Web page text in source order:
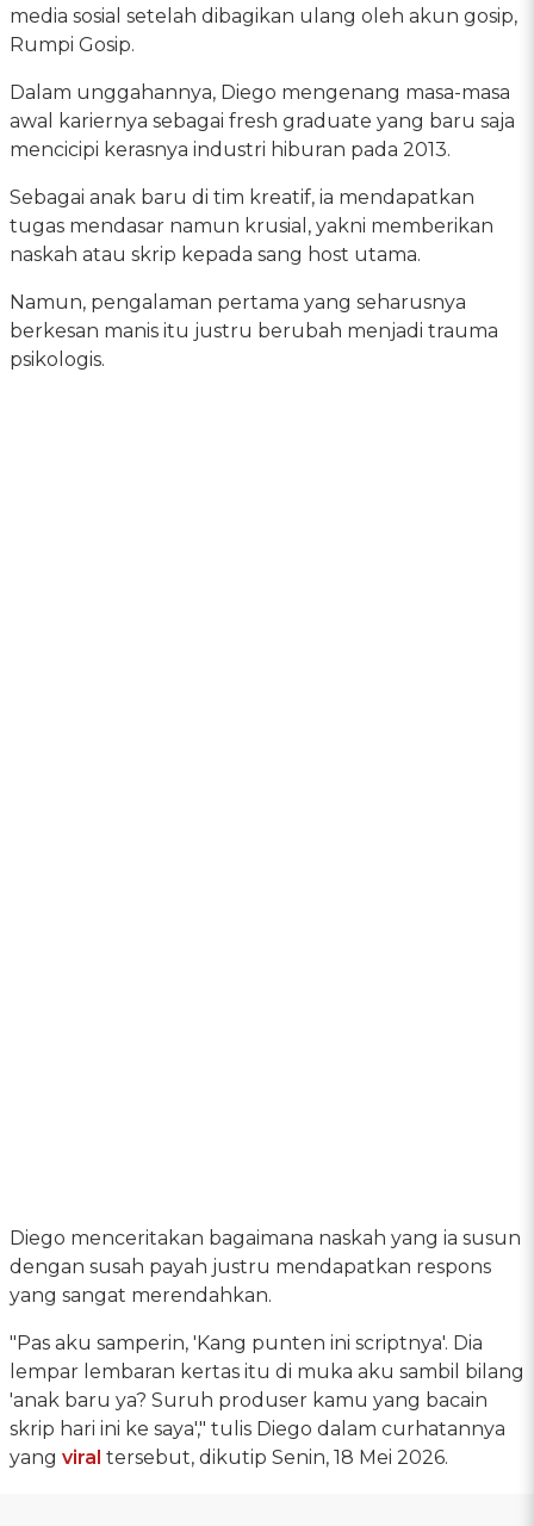
media sosial setelah dibagikan ulang oleh akun gosip,
Rumpi Gosip.
Dalam unggahannya, Diego mengenang masa-masa
awal kariernya sebagai fresh graduate yang baru saja
mencicipi kerasnya industri hiburan pada 2013.
Sebagai anak baru di tim kreatif, ia mendapatkan
tugas mendasar namun krusial, yakni memberikan
naskah atau skrip kepada sang host utama.
Namun, pengalaman pertama yang seharusnya
berkesan manis itu justru berubah menjadi trauma
psikologis.
Diego menceritakan bagaimana naskah yang ia susun
dengan susah payah justru mendapatkan respons
yang sangat merendahkan.
"Pas aku samperin, 'Kang punten ini scriptnya'. Dia
lempar lembaran kertas itu di muka aku sambil bilang
'anak baru ya? Suruh produser kamu yang bacain
skrip hari ini ke saya'," tulis Diego dalam curhatannya
yang viral tersebut, dikutip Senin, 18 Mei 2026.